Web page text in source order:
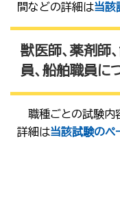
間などの詳細は当該
獣医師、薬剤師
員、船舶職員に
職種ごとの試験内
詳細は当該試験のペ